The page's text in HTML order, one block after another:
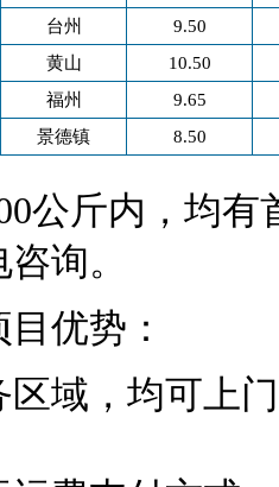
台州 9.50
黄山 10.50
福州 9.65
景德镇 8.50
公斤内，均
询。
目优势：
域，均可上门